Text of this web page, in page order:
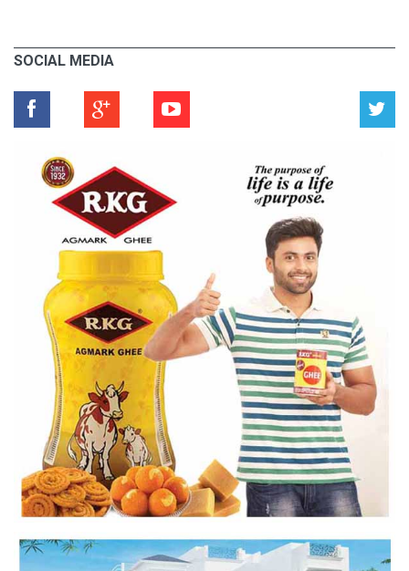
SOCIAL MEDIA